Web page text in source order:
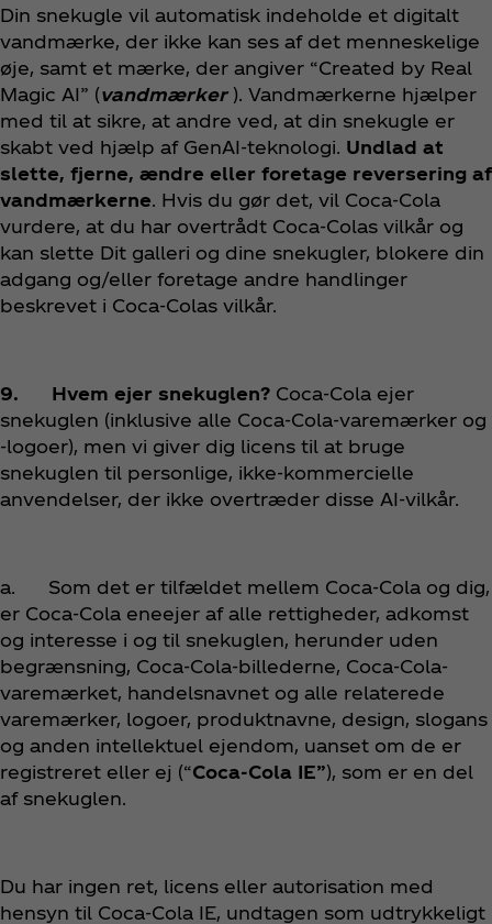
Din snekugle vil automatisk indeholde et digitalt
vandmærke, der ikke kan ses af det menneskelige
øje, samt et mærke, der angiver “Created by Real
Magic AI” (vandmærker ). Vandmærkerne hjælper
med til at sikre, at andre ved, at din snekugle er
skabt ved hjælp af GenAI-teknologi. Undlad at
slette, fjerne, ændre eller foretage reversering af
vandmærkerne. Hvis du gør det, vil Coca‑Cola
vurdere, at du har overtrådt Coca‑Colas vilkår og
kan slette Dit galleri og dine snekugler, blokere din
adgang og/eller foretage andre handlinger
beskrevet i Coca‑Colas vilkår.
9. Hvem ejer snekuglen? Coca‑Cola ejer
snekuglen (inklusive alle Coca‑Cola-varemærker og
-logoer), men vi giver dig licens til at bruge
snekuglen til personlige, ikke-kommercielle
anvendelser, der ikke overtræder disse AI-vilkår.
a. Som det er tilfældet mellem Coca‑Cola og dig,
er Coca‑Cola eneejer af alle rettigheder, adkomst
og interesse i og til snekuglen, herunder uden
begrænsning, Coca‑Cola-billederne, Coca‑Cola-
varemærket, handelsnavnet og alle relaterede
varemærker, logoer, produktnavne, design, slogans
og anden intellektuel ejendom, uanset om de er
registreret eller ej (“Coca‑Cola IE”), som er en del
af snekuglen.
Du har ingen ret, licens eller autorisation med
hensyn til Coca‑Cola IE, undtagen som udtrykkeligt